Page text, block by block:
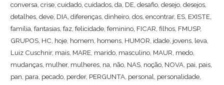
conversa,crise,cuidado,cuidados,da, DE,desafio,desejo,desejos,
detalhes,deve, DIA,diferenças,dinheiro,dos,encontrar, ES, EXISTE,
família,fantasias,faz,felicidade,feminino, FICAR,filhos, FMUSP,
GRUPOS, HC, hoje, homem, homens, HUMOR, idade, jovens, leva,
Luiz Cuschnir, mais, MARE, marido, masculino, MAUR, medo,
mudanças, mulher, mulheres, na, não, NAS, noção, NOVA, pai, pais,
pan, para, pecado, perder, PERGUNTA, personal, personalidade,